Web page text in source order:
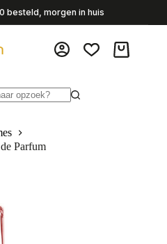
besteld, morgen in huis
Parfum